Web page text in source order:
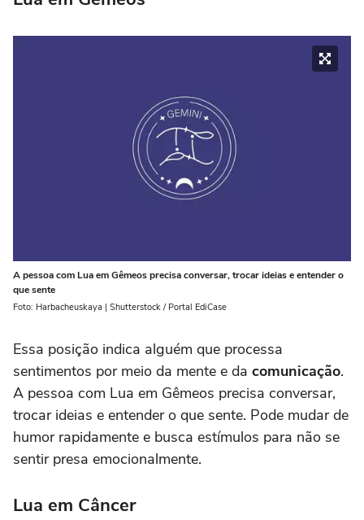
A pessoa com Lua em Gêmeos precisa conversar, trocar ideias e entender o
que sente
Foto: Harbacheuskaya | Shutterstock / Portal EdiCase
Essa posição indica alguém que processa
sentimentos por meio da mente e da comunicação.
A pessoa com Lua em Gêmeos precisa conversar,
trocar ideias e entender o que sente. Pode mudar de
humor rapidamente e busca estímulos para não se
sentir presa emocionalmente.
Lua em Câncer